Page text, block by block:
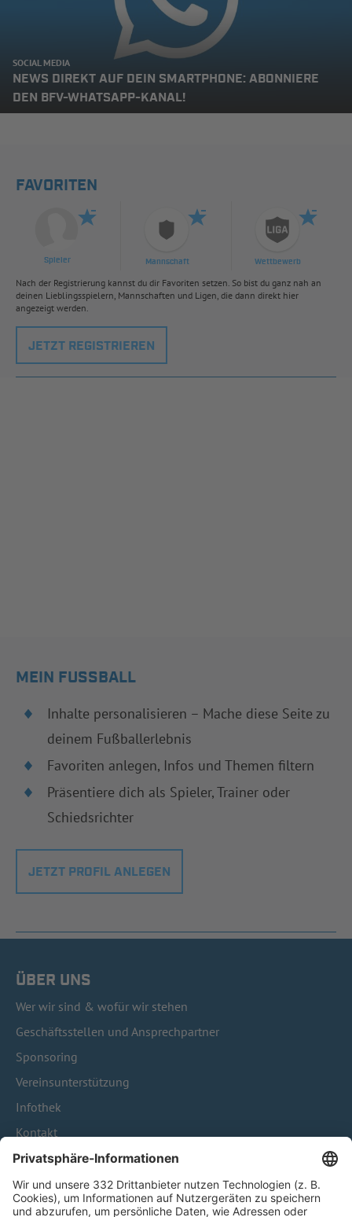
SOCIAL MEDIA
NEWS DIREKT AUF DEIN SMARTPHONE: ABONNIERE
DEN BFV-WHATSAPP-KANAL!
FAVORITEN
Spieler Mannschaft Wettbewerb
Nach der Registrierung kannst du dir Favoriten setzen. So bist du ganz nah an
deinen Lieblingsspielern, Mannschaften und Ligen, die dann direkt hier
angezeigt werden.
JETZT REGISTRIEREN
MEIN FUSSBALL
Inhalte personalisieren – Mache diese Seite zu
deinem Fußballerlebnis
Favoriten anlegen, Infos und Themen filtern
Präsentiere dich als Spieler, Trainer oder
Schiedsrichter
JETZT PROFIL ANLEGEN
ÜBER UNS
Wer wir sind & wofür wir stehen
Geschäftsstellen und Ansprechpartner
Sponsoring
Vereinsunterstützung
Infothek
Kontakt
HÄUFIG BESUCHTE SEITEN
Pässe und Vereinswechsel